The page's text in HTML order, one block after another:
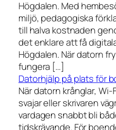
Högdalen. Med
miljö, pedagogiska
till halva kostnaden
det enklare att få
Högdalen. När datorn
fungera […]
Datorhjälp på plats för
När datorn krånglar,
svajar eller skrivaren
vardagen snabbt bli
tidskrävande. För